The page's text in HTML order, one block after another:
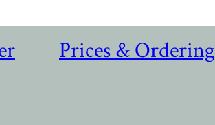
Prices & Ordering